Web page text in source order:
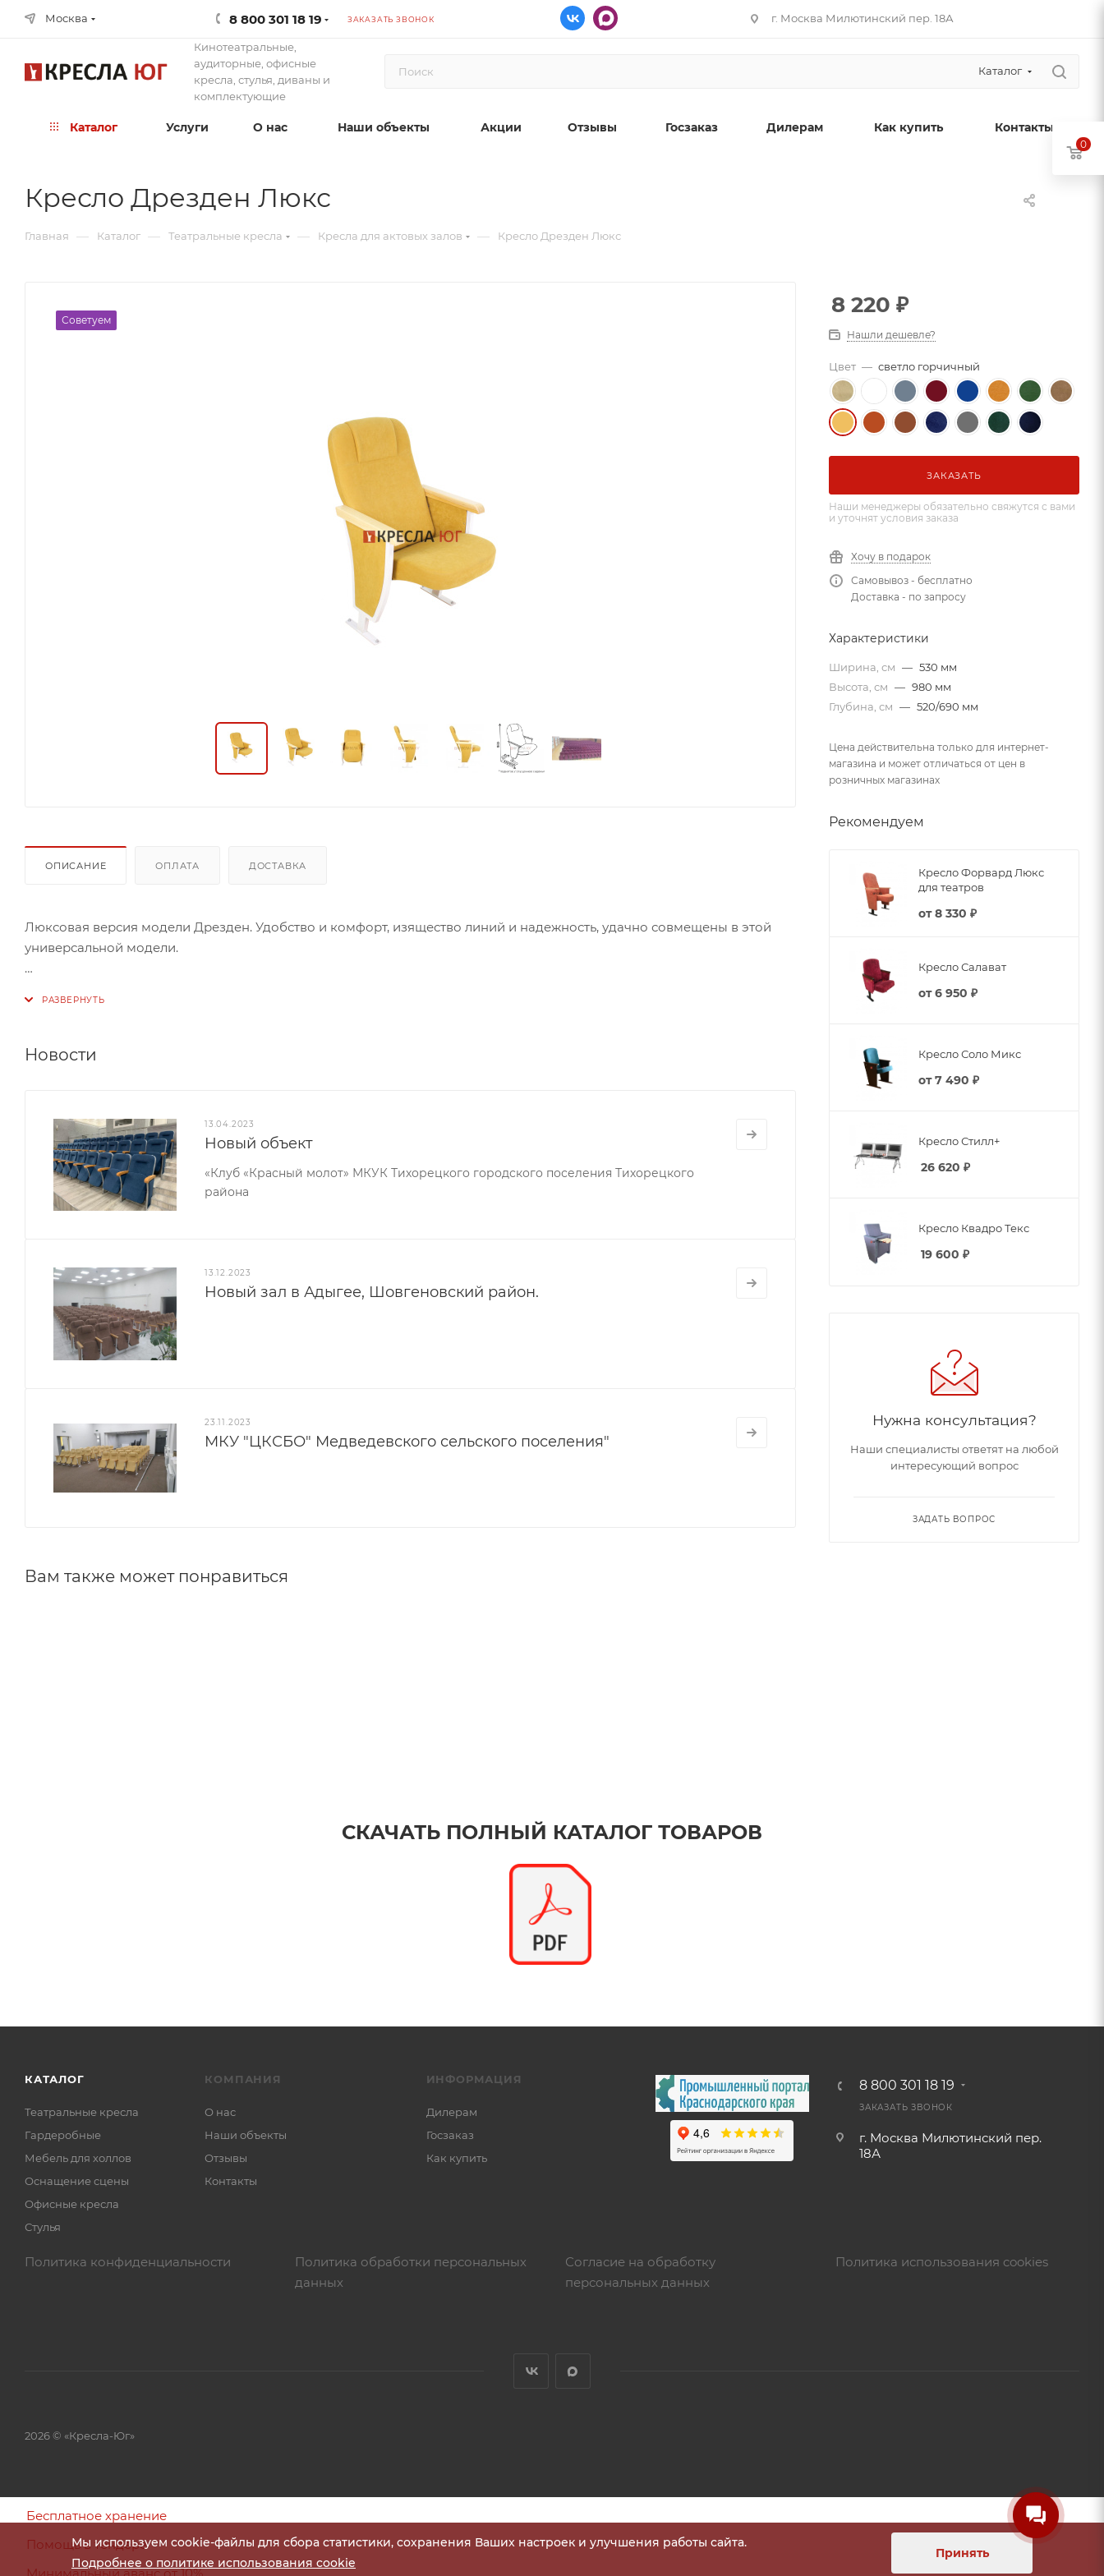
Москва 8 800 301 18 19 ЗАКАЗАТЬ ЗВОНОК г. Москва Милютинский пер. 18А
Кинотеатральные,
аудиторные, офисные
кресла, стулья, диваны и
комплектующие
Каталог
Каталог Услуги О нас Наши объекты Акции Отзывы Госзаказ Дилерам Как купить Контакты
Кресло Дрезден Люкс
Главная — Каталог — Театральные кресла — Кресла для актовых залов — Кресло Дрезден Люкс
Советуем
ОПИСАНИЕ ОПЛАТА ДОСТАВКА
Люксовая версия модели Дрезден. Удобство и комфорт, изящество линий и надежность, удачно совмещены в этой
универсальной модели.
опоры.
Новости
13.04.2023
Новый объект
«Клуб «Красный молот» МКУК Тихорецкого городского поселения Тихорецкого
района
13.12.2023
Новый зал в Адыгее, Шовгеновский район.
23.11.2023
МКУ "ЦКСБО" Медведевского сельского поселения"
Вам также может понравиться
8 220 ₽
Нашли дешевле?
Цвет — светло горчичный
ЗАКАЗАТЬ
Наши менеджеры обязательно свяжутся с вами
и уточнят условия заказа
Хочу в подарок
Самовывоз - бесплатно
Доставка - по запросу
Характеристики
Ширина, см — 530 мм
Высота, см — 980 мм
Глубина, см — 520/690 мм
Цена действительна только для интернет-
магазина и может отличаться от цен в
розничных магазинах
Рекомендуем
Кресло Форвард Люкс
для театров
от8 330 ₽
Кресло Салават
от6 950 ₽
Кресло Соло Микс
от7 490 ₽
Кресло Стилл+
26 620 ₽
Кресло Квадро Текс
19 600 ₽
Нужна консультация?
Наши специалисты ответят на любой
интересующий вопрос
ЗАДАТЬ ВОПРОС
СКАЧАТЬ ПОЛНЫЙ КАТАЛОГ ТОВАРОВ
КАТАЛОГ
Театральные кресла
Гардеробные
Мебель для холлов
Оснащение сцены
Офисные кресла
Стулья
КОМПАНИЯ
О нас
Наши объекты
Отзывы
Контакты
ИНФОРМАЦИЯ
Дилерам
Госзаказ
Как купить
8 800 301 18 19
ЗАКАЗАТЬ ЗВОНОК
г. Москва Милютинский пер.
18А
Политика конфиденциальности
Политика обработки персональных
данных
Согласие на обработку
персональных данных
Политика использования cookies
2026 © «Кресла-Юг»
0
Бесплатное хранение
Помощь в тендере
Мы используем cookie-файлы для сбора статистики, сохранения Ваших настроек и улучшения работы сайта.
Подробнее о политике использования cookie
Принять